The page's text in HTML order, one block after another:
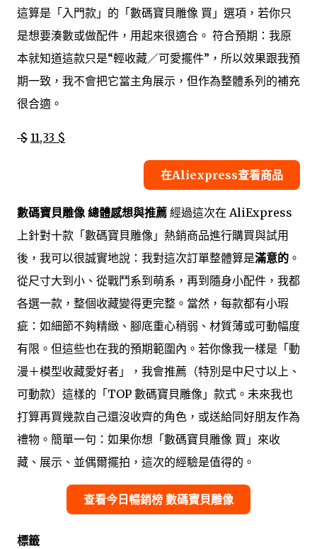
這算是「入門款」的「數碼寶貝雕像 買」選項，若你只
是想要湊數或做配件，用起來很適合。 符合預期：我原
本就知道這款只是“輕收藏／可愛擺件”，所以效果跟我預
期一致，我不會把它當主角展示，但作為整體系列的補充
很合適。
$ 11,33 $
在Aliexpress查看商品
數碼寶貝雕像 總體感想與推薦 經過這次在 AliExpress
上針對十款「數碼寶貝雕像」熱銷商品進行購買與試用
後，我可以很誠實地說：我對這次訂單整體算是滿意的 。
從尺寸大到小、從戰鬥系到萌系，再到隨身小配件，我都
各選一款，整個收藏變得更完整。當然，每款都有小瑕
疵：如細節不夠精緻、腳底重心稍弱、材質薄或可動幅度
有限。但這些也在我的預期範圍內。若你像我一樣是「動
漫＋模型收藏愛好者」，我會推薦（特別是中尺寸以上、
可動款）這樣的「TOP 數碼寶貝雕像」款式。未來我也
打算再買幾款自己還沒收齊的角色，或送給同好朋友作為
禮物。簡單一句：如果你想「數碼寶貝雕像 買」來收
藏、展示、並偶爾擺拍，這次的經驗是值得的。
查看今日暢銷榜 數碼寶貝雕像
標籤